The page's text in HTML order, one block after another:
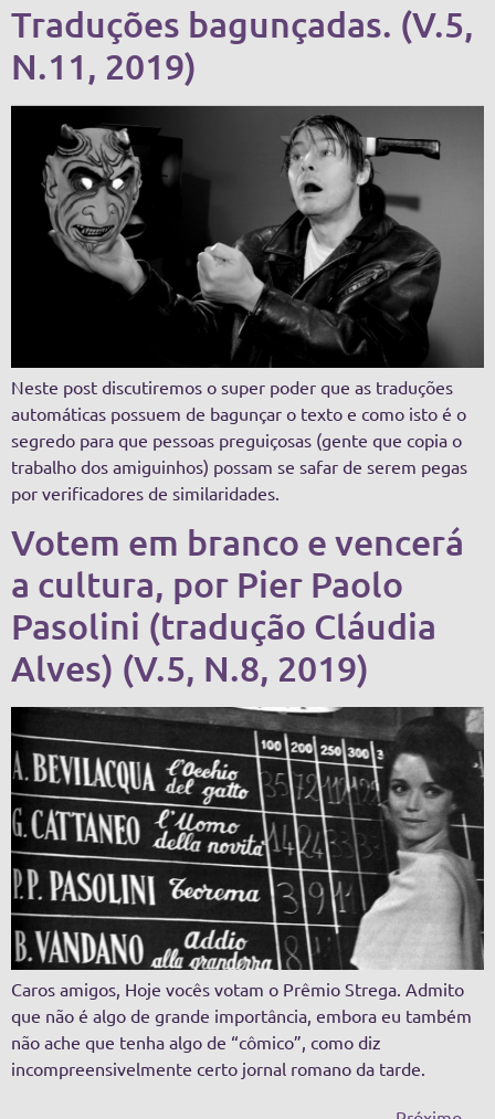
Traduções bagunçadas. (V.5,
N.11, 2019)
Neste post discutiremos o super poder que as traduções
automáticas possuem de bagunçar o texto e como isto é o
segredo para que pessoas preguiçosas (gente que copia o
trabalho dos amiguinhos) possam se safar de serem pegas
por verificadores de similaridades.
Votem em branco e vencerá
a cultura, por Pier Paolo
Pasolini (tradução Cláudia
Alves) (V.5, N.8, 2019)
Caros amigos, Hoje vocês votam o Prêmio Strega. Admito
que não é algo de grande importância, embora eu também
não ache que tenha algo de “cômico”, como diz
incompreensivelmente certo jornal romano da tarde.